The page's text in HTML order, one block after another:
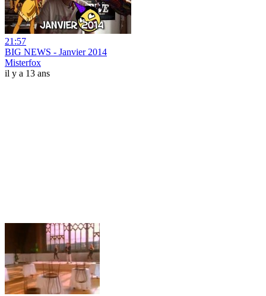
21:57
BIG NEWS - Janvier 2014
Misterfox
il y a 13 ans